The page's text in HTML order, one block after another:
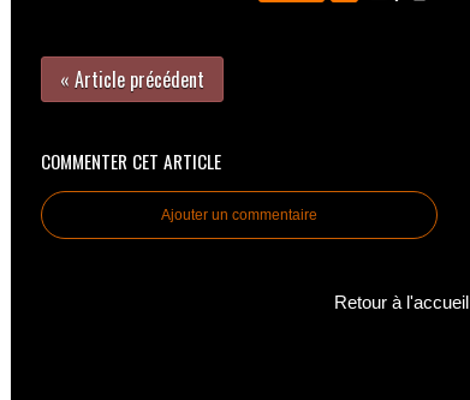
« Article précédent
COMMENTER CET ARTICLE
Ajouter un commentaire
Retour à l'accueil